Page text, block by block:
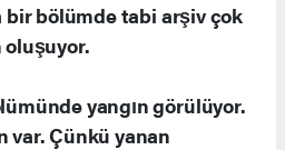
bir bölümde tabi arşiv çok
yangın görülüyor.
var. Çünkü yanan